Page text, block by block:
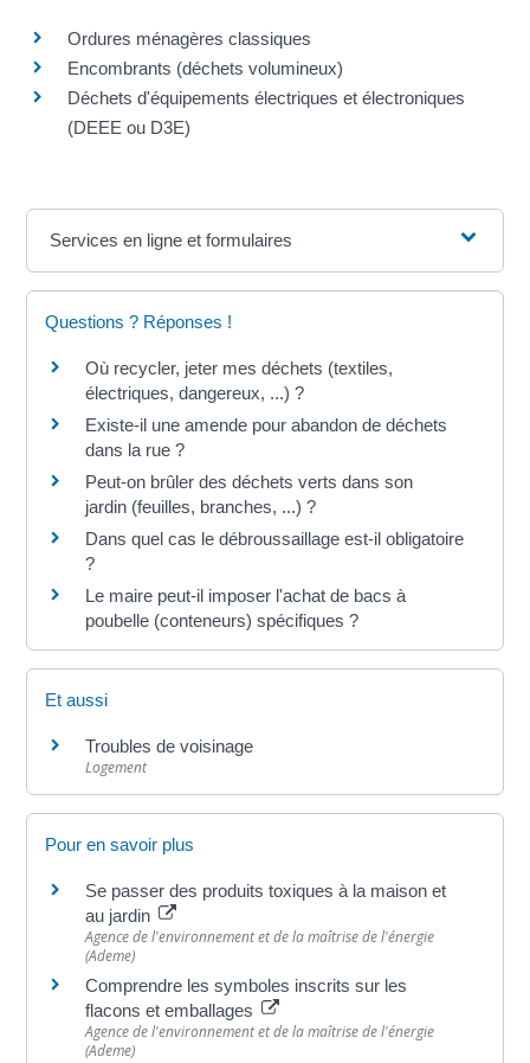
Ordures ménagères classiques
Encombrants (déchets volumineux)
Déchets d'équipements électriques et électroniques
(DEEE ou D3E)
Services en ligne et formulaires
Questions ? Réponses !
Où recycler, jeter mes déchets (textiles,
électriques, dangereux, ...) ?
Existe-il une amende pour abandon de déchets
dans la rue ?
Peut-on brûler des déchets verts dans son
jardin (feuilles, branches, ...) ?
Dans quel cas le débroussaillage est-il obligatoire
?
Le maire peut-il imposer l'achat de bacs à
poubelle (conteneurs) spécifiques ?
Et aussi
Troubles de voisinage
Logement
Pour en savoir plus
Se passer des produits toxiques à la maison et
au jardin
Agence de l'environnement et de la maîtrise de l'énergie
(Ademe)
Comprendre les symboles inscrits sur les
flacons et emballages
Agence de l'environnement et de la maîtrise de l'énergie
(Ademe)